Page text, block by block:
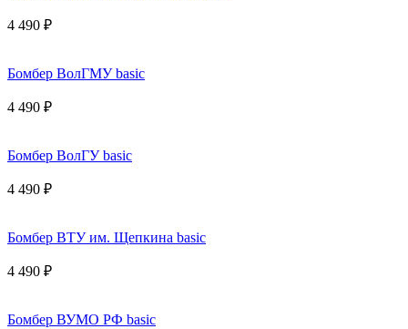
4 490 ₽
Бомбер ВолГМУ basic
4 490 ₽
Бомбер ВолГУ basic
4 490 ₽
Бомбер ВТУ им. Щепкина basic
4 490 ₽
Бомбер ВУМО РФ basic